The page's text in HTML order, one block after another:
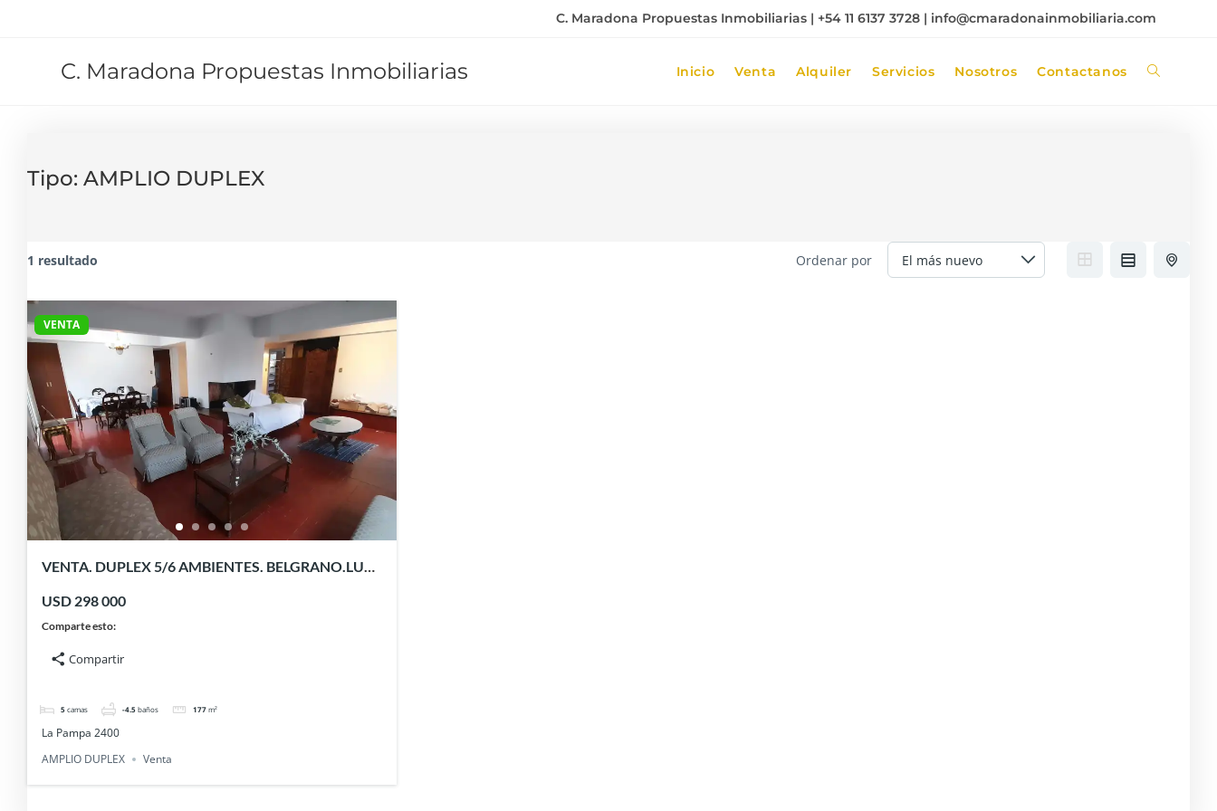
C. Maradona Propuestas Inmobiliarias | +54 11 6137 3728 | info@cmaradonainmobiliaria.com
C. Maradona Propuestas Inmobiliarias Inicio Venta Alquiler Servicios Nosotros Contactanos
Tipo: AMPLIO DUPLEX
1 resultado Ordenar por
VENTA
VENTA. DUPLEX 5/6 AMBIENTES. BELGRANO.LUZ.
USD 298 000
Comparte esto:
Compartir
5 camas -4.5 baños 177 m²
La Pampa 2400
AMPLIO DUPLEX
Venta